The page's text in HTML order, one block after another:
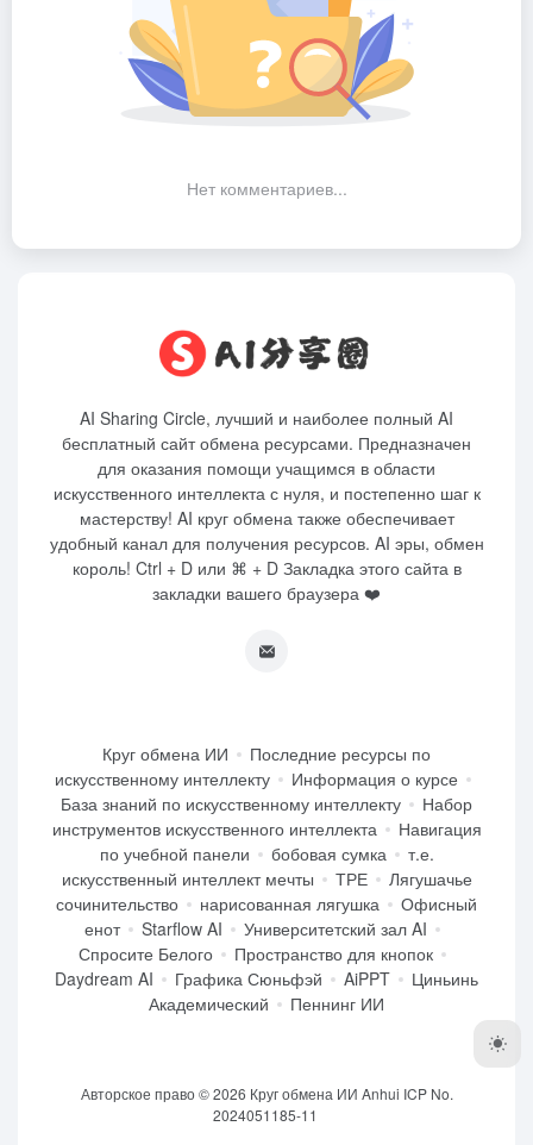
Нет комментариев...
AI Sharing Circle, лучший и наиболее полный AI
бесплатный сайт обмена ресурсами. Предназначен
для оказания помощи учащимся в области
искусственного интеллекта с нуля, и постепенно шаг к
мастерству! AI круг обмена также обеспечивает
удобный канал для получения ресурсов. AI эры, обмен
король! Ctrl + D или ⌘ + D Закладка этого сайта в
закладки вашего браузера ❤️
Круг обмена ИИ
Последние ресурсы по
искусственному интеллекту
Информация о курсе
База знаний по искусственному интеллекту
Набор
инструментов искусственного интеллекта
Навигация
по учебной панели
бобовая сумка
т.е.
искусственный интеллект мечты
ТРЕ
Лягушачье
сочинительство
нарисованная лягушка
Офисный
енот
Starflow AI
Университетский зал AI
Спросите Белого
Пространство для кнопок
Daydream AI
Графика Сюньфэй AiPPT
Циньинь
Академический
Пеннинг ИИ
Авторское право © 2026 Круг обмена ИИ Anhui ICP No.
2024051185-11